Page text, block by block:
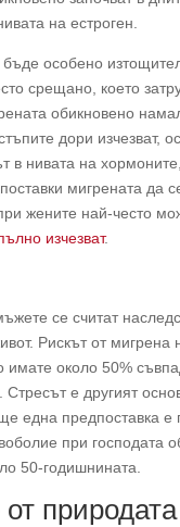
на естроген.
особено
срещано, което
обикновено
дори изчезват,
в нивата на
мигрената да
жените най-често
изчезват.
се считат
Рискът от мигрена
имате около 50%
е другият
една предпоставка е
при господата
50-годишнината.